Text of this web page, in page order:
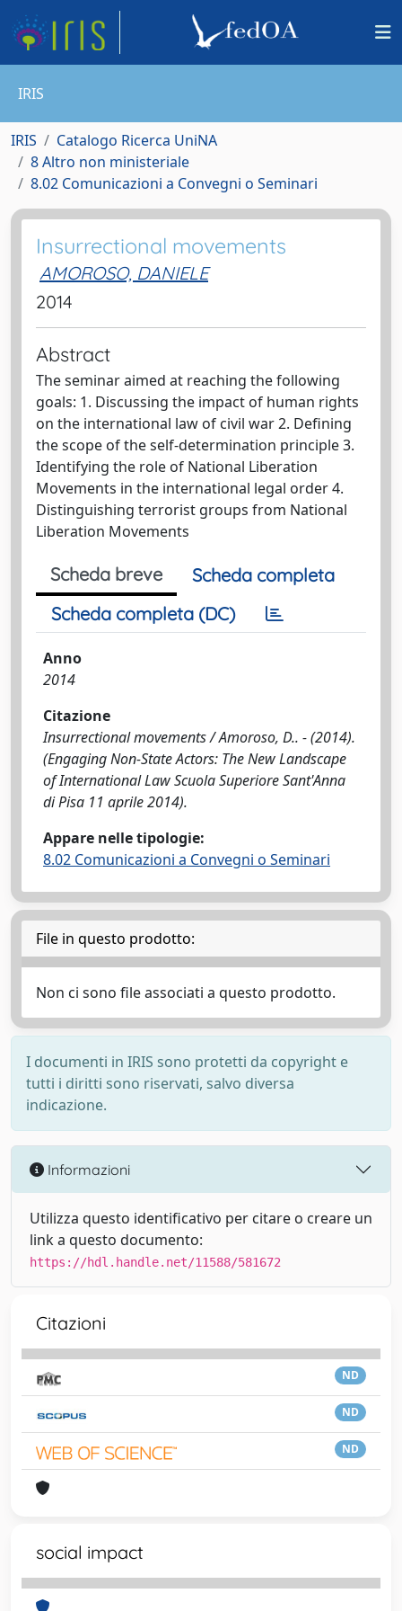
IRIS
IRIS
Catalogo Ricerca UniNA
8 Altro non ministeriale
8.02 Comunicazioni a Convegni o Seminari
Insurrectional movements
AMOROSO, DANIELE
2014
Abstract
The seminar aimed at reaching the following
goals: 1. Discussing the impact of human rights
on the international law of civil war 2. Defining
the scope of the self-determination principle 3.
Identifying the role of National Liberation
Movements in the international legal order 4.
Distinguishing terrorist groups from National
Liberation Movements
Scheda breve
Scheda completa
Scheda completa (DC)
Anno
2014
Citazione
Insurrectional movements / Amoroso, D.. - (2014).
(Engaging Non-State Actors: The New Landscape
of International Law Scuola Superiore Sant'Anna
di Pisa 11 aprile 2014).
Appare nelle tipologie:
8.02 Comunicazioni a Convegni o Seminari
File in questo prodotto:
Non ci sono file associati a questo prodotto.
I documenti in IRIS sono protetti da copyright e
tutti i diritti sono riservati, salvo diversa
indicazione.
Informazioni
Utilizza questo identificativo per citare o creare un
link a questo documento:
https://hdl.handle.net/11588/581672
Citazioni
ND
ND
ND
social impact